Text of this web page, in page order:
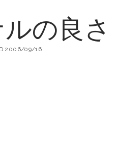
の良さ
2006/09/16